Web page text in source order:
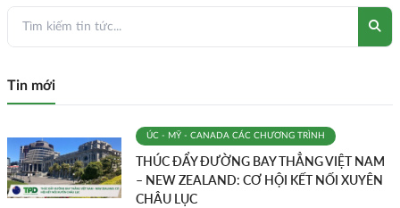
Tin mới
ÚC - MỸ - CANADA CÁC CHƯƠNG TRÌNH
THÚC ĐẨY ĐƯỜNG BAY THẲNG VIỆT NAM
– NEW ZEALAND: CƠ HỘI KẾT NỐI XUYÊN
CHÂU LỤC